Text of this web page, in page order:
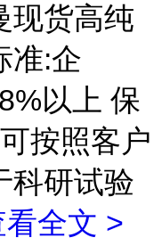
现货高纯
准:企
以上 保
按照客户
科研试验
看全文 >